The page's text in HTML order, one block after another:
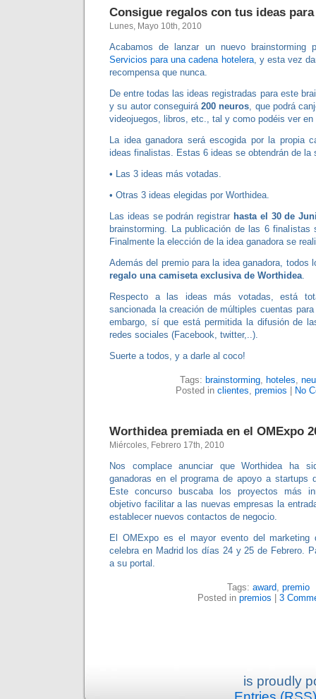
Consigue regalos con tus ideas
Lunes, Mayo 10th, 2010
Acabamos de lanzar un nuevo brainstorming
Servicios para una cadena hotelera, y esta vez
recompensa que nunca.
De entre todas las ideas registradas para este
y su autor conseguirá 200 neuros, que podrá
videojuegos, libros, etc., tal y como podéis ver
La idea ganadora será escogida por la propia
ideas finalistas. Estas 6 ideas se obtendrán de la
• Las 3 ideas más votadas.
• Otras 3 ideas elegidas por Worthidea.
Las ideas se podrán registrar hasta el 30 de
brainstorming. La publicación de las 6
Finalmente la elección de la idea ganadora se
Además del premio para la idea ganadora, todos
regalo una camiseta exclusiva de Worthidea.
Respecto a las ideas más votadas, está
sancionada la creación de múltiples cuentas
embargo, sí que está permitida la difusión de
redes sociales (Facebook, twitter,..).
Suerte a todos, y a darle al coco!
Tags: brainstorming, hoteles,
Posted in clientes, premios No
Worthidea premiada en el OMExpo
Miércoles, Febrero 17th, 2010
Nos complace anunciar que Worthidea ha
ganadoras en el programa de apoyo a startups
Este concurso buscaba los proyectos más
objetivo facilitar a las nuevas empresas la
establecer nuevos contactos de negocio.
El OMExpo es el mayor evento del marketing
celebra en Madrid los días 24 y 25 de Febrero.
a su portal.
Tags: award, premio
Posted in premios 3
is proudly